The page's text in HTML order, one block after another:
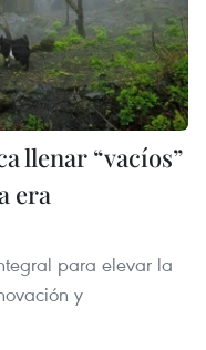
llenar “vacíos”
era
para elevar la
y